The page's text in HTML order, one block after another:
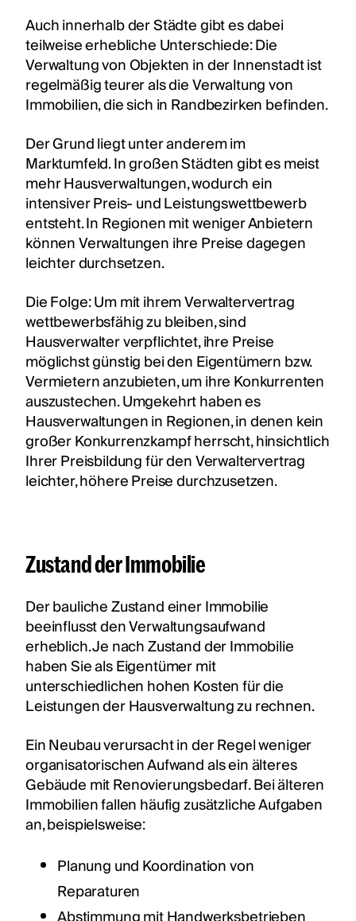
Auch innerhalb der Städte gibt es dabei
teilweise erhebliche Unterschiede: Die
Verwaltung von Objekten in der Innenstadt ist
regelmäßig teurer als die Verwaltung von
Immobilien, die sich in Randbezirken befinden.
Der Grund liegt unter anderem im
Marktumfeld. In großen Städten gibt es meist
mehr Hausverwaltungen, wodurch ein
intensiver Preis- und Leistungswettbewerb
entsteht. In Regionen mit weniger Anbietern
können Verwaltungen ihre Preise dagegen
leichter durchsetzen.
Die Folge: Um mit ihrem Verwaltervertrag
wettbewerbsfähig zu bleiben, sind
Hausverwalter verpflichtet, ihre Preise
möglichst günstig bei den Eigentümern bzw.
Vermietern anzubieten, um ihre Konkurrenten
auszustechen. Umgekehrt haben es
Hausverwaltungen in Regionen, in denen kein
großer Konkurrenzkampf herrscht, hinsichtlich
Ihrer Preisbildung für den Verwaltervertrag
leichter, höhere Preise durchzusetzen.
Zustand der Immobilie
Der bauliche Zustand einer Immobilie
beeinflusst den Verwaltungsaufwand
erheblich. Je nach Zustand der Immobilie
haben Sie als Eigentümer mit
unterschiedlichen hohen Kosten für die
Leistungen der Hausverwaltung zu rechnen.
Ein Neubau verursacht in der Regel weniger
organisatorischen Aufwand als ein älteres
Gebäude mit Renovierungsbedarf. Bei älteren
Immobilien fallen häufig zusätzliche Aufgaben
an, beispielsweise:
Planung und Koordination von
Reparaturen